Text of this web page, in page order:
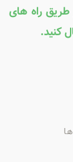
طریق راه های
کنید.